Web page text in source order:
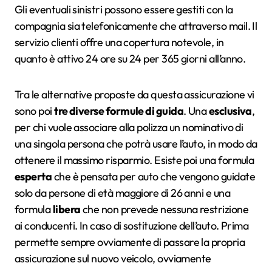
Gli eventuali sinistri possono essere gestiti con la
compagnia sia telefonicamente che attraverso mail. Il
servizio clienti offre una copertura notevole, in
quanto è attivo 24 ore su 24 per 365 giorni all’anno.
Tra le alternative proposte da questa assicurazione vi
sono poitre diverse formule di guida. Unaesclusiva,
per chi vuole associare alla polizza un nominativo di
una singola persona che potrà usare l’auto, in modo da
ottenere il massimo risparmio. Esiste poi una formula
espertache è pensata per auto che vengono guidate
solo da persone di età maggiore di 26 anni e una
formulaliberache non prevede nessuna restrizione
ai conducenti. In caso di sostituzione dell’auto. Prima
permette sempre ovviamente di passare la propria
assicurazione sul nuovo veicolo, ovviamente